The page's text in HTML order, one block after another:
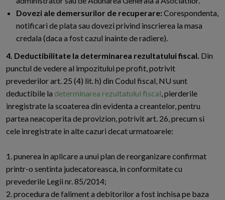
Dovezi ale demersurilor de recuperare:Corespondenta,
notificari de plata sau dovezi privind inscrierea la masa
credala (daca a fost cazul inainte de radiere).
4. Deductibilitate la determinarea rezultatului fiscal. Din
punctul de vedere al impozitului pe profit, potrivit
prevederilor art. 25 (4) lit. h) din Codul fiscal, NU sunt
deductibile la determinarea rezultatului fiscal, pierderile
inregistrate la scoaterea din evidenta a creantelor, pentru
partea neacoperita de provizion, potrivit art. 26, precum si
cele inregistrate in alte cazuri decat urmatoarele:
1. punerea in aplicare a unui plan de reorganizare confirmat
printr-o sentinta judecatoreasca, in conformitate cu
prevederile Legii nr. 85/2014;
2. procedura de faliment a debitorilor a fost inchisa pe baza